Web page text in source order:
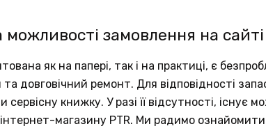
можливості замовлення на сайті
як на папері, так і на практиці, є
довговічний ремонт. Для відповідності
книжку. У разі її відсутності, існує
магазину PTR. Ми радимо